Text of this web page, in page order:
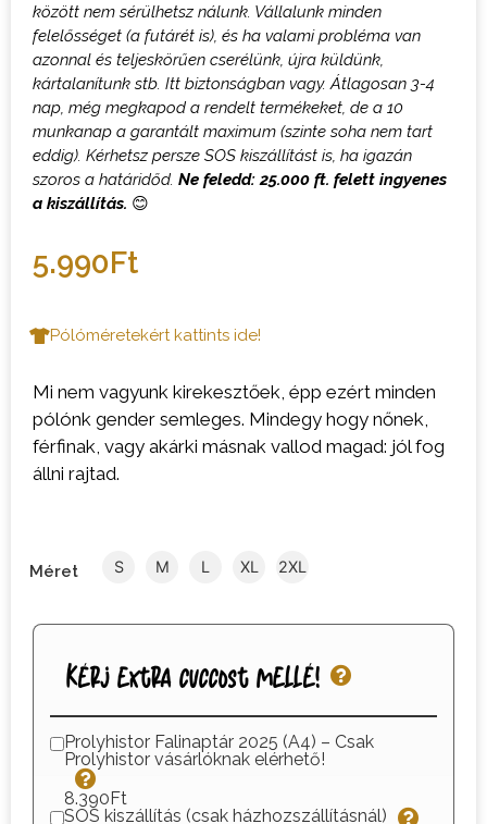
között nem sérülhetsz nálunk. Vállalunk minden
felelősséget (a futárét is), és ha valami probléma van
azonnal és teljeskörűen cserélünk, újra küldünk,
kártalanítunk stb. Itt biztonságban vagy.Átlagosan 3-4
nap, még megkapod a rendelt termékeket, de a 10
munkanap a garantált maximum (szinte soha nem tart
eddig). Kérhetsz persze SOS kiszállítást is, ha igazán
szoros a határidőd. Ne feledd: 25.000 ft. felett ingyenes
a kiszállítás. 😊
5.990Ft
Pólóméretekért kattints ide!
Mi nem vagyunk kirekesztőek, épp ezért minden
pólónk gender semleges. Mindegy hogy nőnek,
férfinak, vagy akárki másnak vallod magad: jól fog
állni rajtad.
Méret S M L XL 2XL
Kérj extra cuccost mellé!
Prolyhistor Falinaptár 2025 (A4) – Csak
Prolyhistor vásárlóknak elérhető!
8.390Ft
SOS kiszállítás (csak házhozszállításnál)